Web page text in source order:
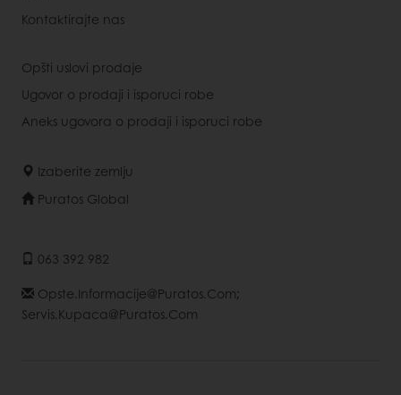
Kontaktirajte nas
Opšti uslovi prodaje
Ugovor o prodaji i isporuci robe
Aneks ugovora o prodaji i isporuci robe
Izaberite zemlju
Puratos Global
063 392 982
Opste.informacije@puratos.com;
Servis.kupaca@puratos.com